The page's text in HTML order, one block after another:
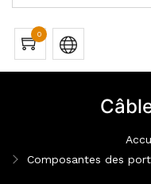
0
Composantes des